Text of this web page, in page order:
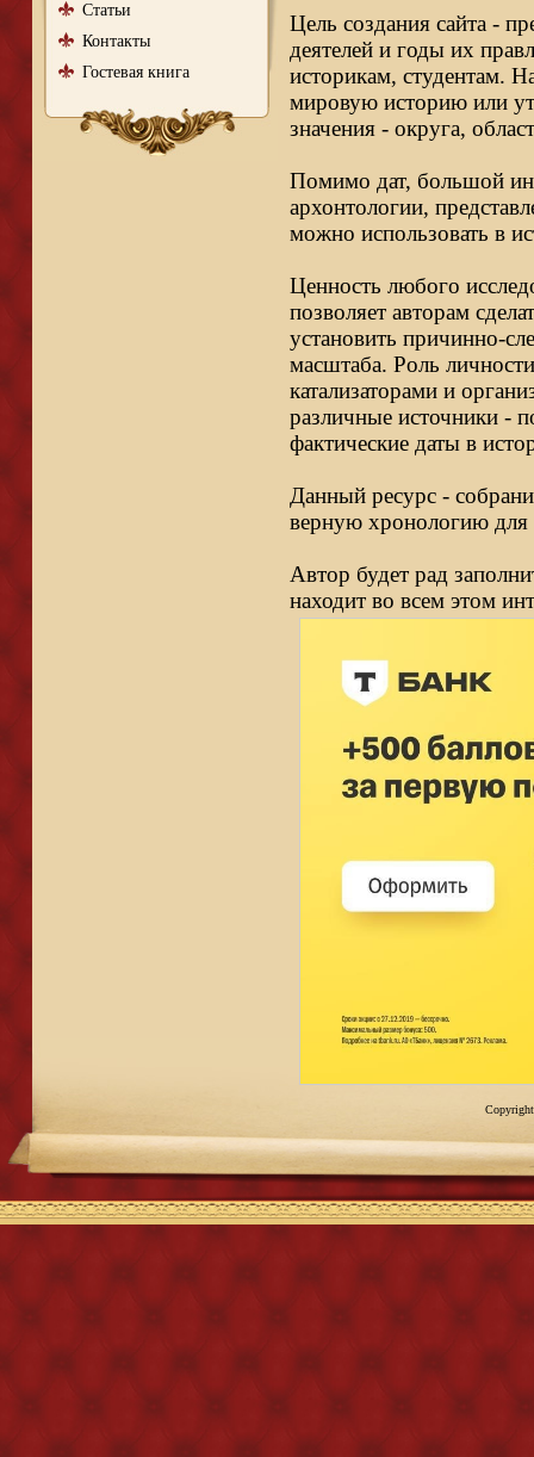
Статьи
Контакты
Гостевая книга
Цель создания сайта -
деятелей и годы их
историкам, студентам.
мировую историю или
значения - округа,
Помимо дат, большой
архонтологии,
можно использовать в
Ценность любого
позволяет авторам
установить причинно-
масштаба. Роль
катализаторами и
различные источники -
фактические даты в
Данный ресурс -
верную хронологию для
Автор будет рад
находит во всем этом
Copyright